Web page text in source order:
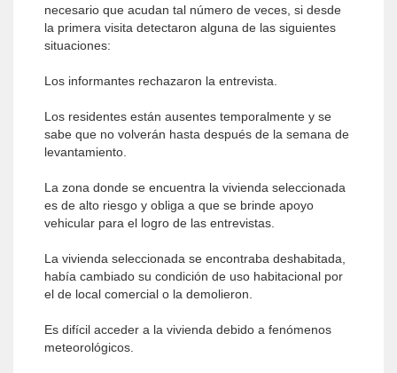
necesario que acudan tal número de veces, si desde
la primera visita detectaron alguna de las siguientes
situaciones:
Los informantes rechazaron la entrevista.
Los residentes están ausentes temporalmente y se
sabe que no volverán hasta después de la semana de
levantamiento.
La zona donde se encuentra la vivienda seleccionada
es de alto riesgo y obliga a que se brinde apoyo
vehicular para el logro de las entrevistas.
La vivienda seleccionada se encontraba deshabitada,
había cambiado su condición de uso habitacional por
el de local comercial o la demolieron.
Es difícil acceder a la vivienda debido a fenómenos
meteorológicos.